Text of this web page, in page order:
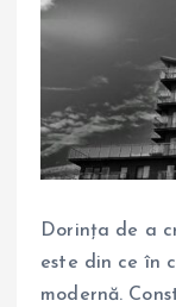
Dorința de a
este din ce în
modernă.